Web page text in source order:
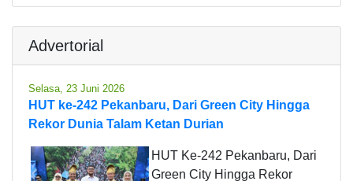
Advertorial
Selasa, 23 Juni 2026
HUT ke-242 Pekanbaru, Dari Green City Hingga
Rekor Dunia Talam Ketan Durian
HUT Ke-242 Pekanbaru, Dari
Green City Hingga Rekor